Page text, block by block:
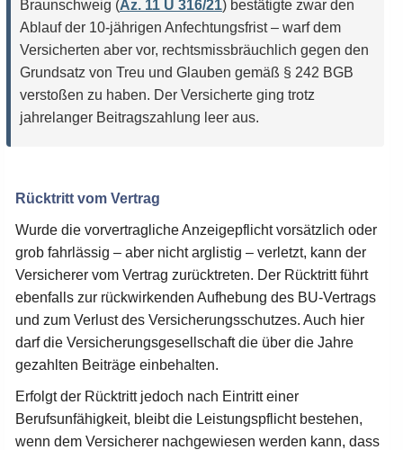
Braunschweig (Az. 11 U 316/21) bestätigte zwar den
Ablauf der 10-jährigen Anfechtungsfrist – warf dem
Versicherten aber vor, rechtsmissbräuchlich gegen den
Grundsatz von Treu und Glauben gemäß § 242 BGB
verstoßen zu haben. Der Versicherte ging trotz
jahrelanger Beitragszahlung leer aus.
Rücktritt vom Vertrag
Wurde die vorvertragliche Anzeigepflicht vorsätzlich oder
grob fahrlässig – aber nicht arglistig – verletzt, kann der
Versicherer vom Vertrag zurücktreten. Der Rücktritt führt
ebenfalls zur rückwirkenden Aufhebung des BU-Vertrags
und zum Verlust des Versicherungsschutzes. Auch hier
darf die Versicherungsgesellschaft die über die Jahre
gezahlten Beiträge einbehalten.
Erfolgt der Rücktritt jedoch nach Eintritt einer
Berufsunfähigkeit, bleibt die Leistungspflicht bestehen,
wenn dem Versicherer nachgewiesen werden kann, dass